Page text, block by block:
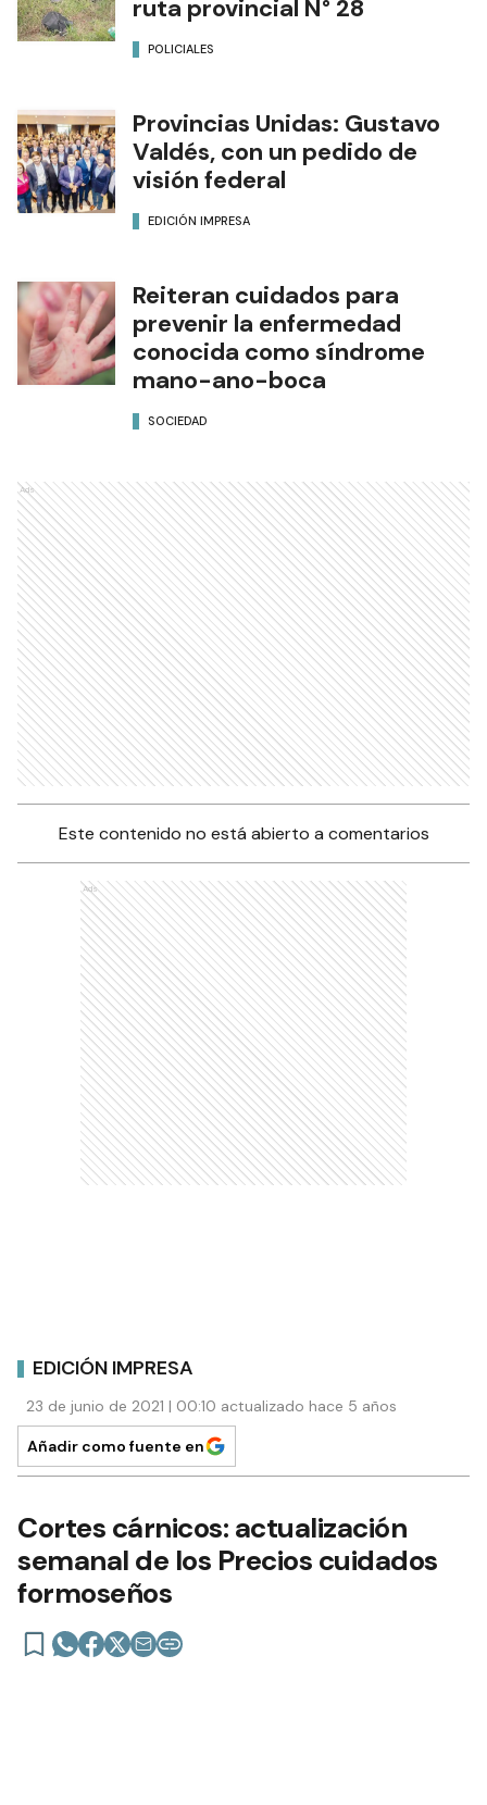
ruta provincial N° 28
POLICIALES
Provincias Unidas: Gustavo
Valdés, con un pedido de
visión federal
EDICIÓN IMPRESA
Reiteran cuidados para
prevenir la enfermedad
conocida como síndrome
mano-ano-boca
SOCIEDAD
Ads
Este contenido no está abierto a comentarios
Ads
EDICIÓN IMPRESA
23 de junio de 2021 | 00:10 actualizado hace 5 años
Añadir como fuente en
Cortes cárnicos: actualización
semanal de los Precios cuidados
formoseños